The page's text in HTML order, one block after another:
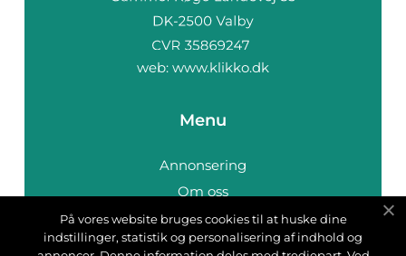
web: www.klikko.dk
Menu
Annonsering
Om oss
Cookies
Kontakta oss
På vores website bruges cookies til at huske dine
indstillinger, statistik og personalisering af indhold og